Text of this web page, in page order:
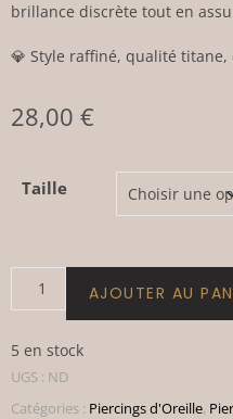
brillance discrète tout en
💎 Style raffiné, qualité
28,00 €
Taille
AJOUTER AU
5 en stock
UGS : ND
Catégories : Piercings d'Oreille,